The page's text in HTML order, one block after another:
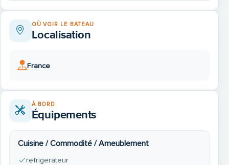
OÙ VOIR LE BATEAU
Localisation
France
À BORD
Équipements
Cuisine / Commodité / Ameublement
refrigerateur